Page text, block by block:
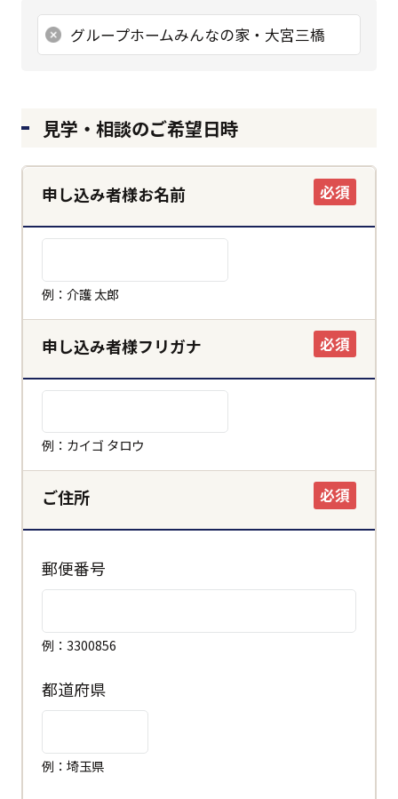
グループホームみんなの家・大宮三橋
見学・相談のご希望日時
申し込み者様お名前 必須
例：介護 太郎
申し込み者様フリガナ 必須
例：カイゴ タロウ
ご住所 必須
郵便番号
例：3300856
都道府県
例：埼玉県